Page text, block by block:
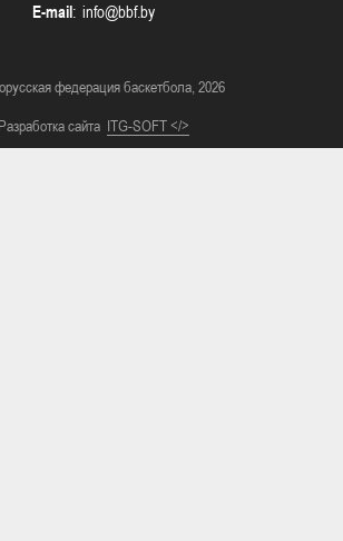
E-mail:
федерация баскетбола, 2026
Разработка сайта ITG-SOFT </>